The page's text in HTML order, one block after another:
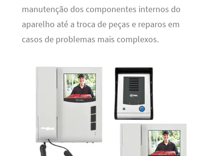
manutenção dos componentes internos do
aparelho até a troca de peças e reparos em
casos de problemas mais complexos.